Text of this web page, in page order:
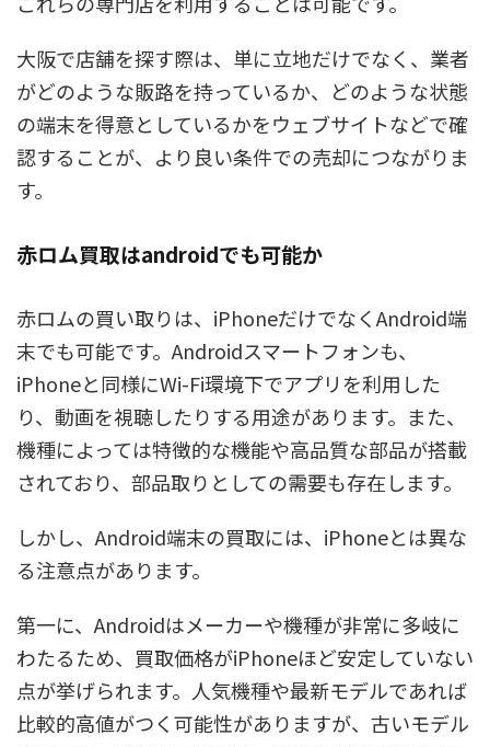
大阪で店舗を探す際は、単に立地だけでなく、業者
がどのような販路を持っているか、どのような状態
の端末を得意としているかをウェブサイトなどで確
認することが、より良い条件での売却につながりま
す。
赤ロム買取はandroidでも可能か
赤ロムの買い取りは、iPhoneだけでなくAndroid端
末でも可能です。Androidスマートフォンも、
iPhoneと同様にWi-Fi環境下でアプリを利用した
り、動画を視聴したりする用途があります。また、
機種によっては特徴的な機能や高品質な部品が搭載
されており、部品取りとしての需要も存在します。
しかし、Android端末の買取には、iPhoneとは異な
る注意点があります。
第一に、Androidはメーカーや機種が非常に多岐に
わたるため、買取価格がiPhoneほど安定していない
点が挙げられます。人気機種や最新モデルであれば
比較的高値がつく可能性がありますが、古いモデル